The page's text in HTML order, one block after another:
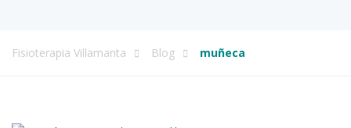
Fisioterapia Villamanta Blog muñeca